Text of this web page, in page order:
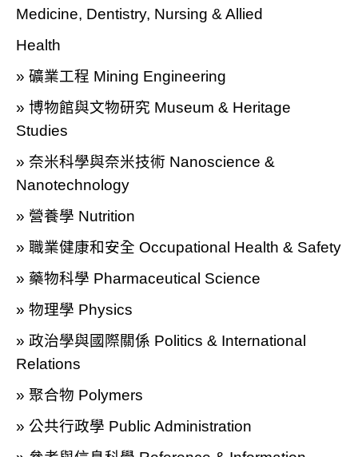
Medicine, Dentistry, Nursing & Allied
Health
» 礦業工程 Mining Engineering
» 博物館與文物研究 Museum & Heritage
Studies
» 奈米科學與奈米技術 Nanoscience &
Nanotechnology
» 營養學 Nutrition
» 職業健康和安全 Occupational Health & Safety
» 藥物科學 Pharmaceutical Science
» 物理學 Physics
» 政治學與國際關係 Politics & International
Relations
» 聚合物 Polymers
» 公共行政學 Public Administration